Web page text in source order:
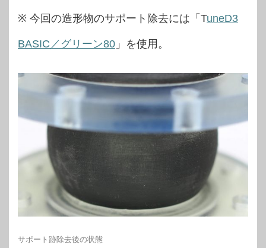
※ 今回の造形物のサポート除去には「TuneD3
BASIC／グリーン80 」を使用。
サポート跡除去後の状態